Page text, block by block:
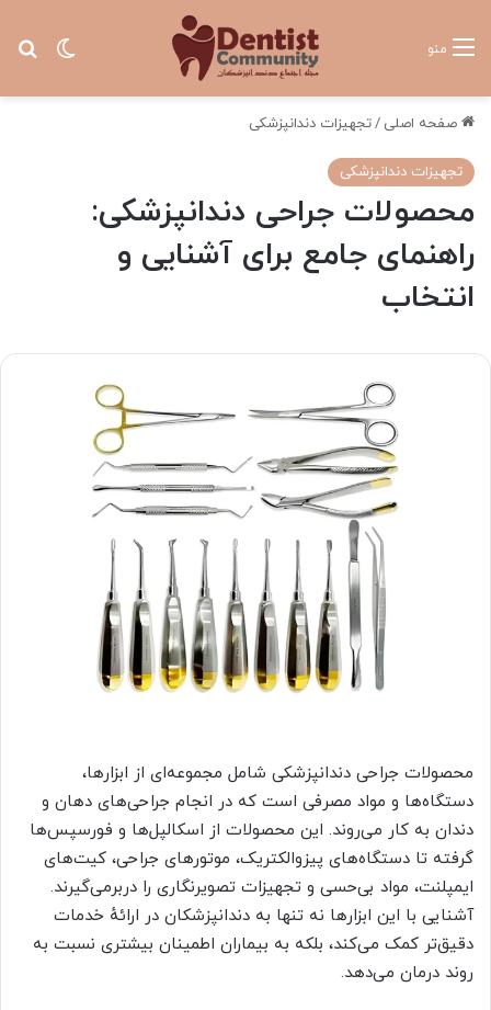
تغییر منو
صفحه اصلی /تجهیزات دندانپزشکی
تجهیزات دندانپزشکی
محصولات جراحی دندانپزشکی:
راهنمای جامع برای آشنایی و
انتخاب
محصولات جراحی دندانپزشکی شامل مجموعه‌ای از ابزارها،
دستگاه‌ها و مواد مصرفی است که در انجام جراحی‌های دهان و
دندان به کار می‌روند. این محصولات از اسکالپل‌ها و فورسپس‌ها
گرفته تا دستگاه‌های پیزوالکتریک، موتورهای جراحی، کیت‌های
ایمپلنت، مواد بی‌حسی و تجهیزات تصویرنگاری را دربرمی‌گیرند.
آشنایی با این ابزارها نه تنها به دندانپزشکان در ارائهٔ خدمات
دقیق‌تر کمک می‌کند، بلکه به بیماران اطمینان بیشتری نسبت به
روند درمان می‌دهد.